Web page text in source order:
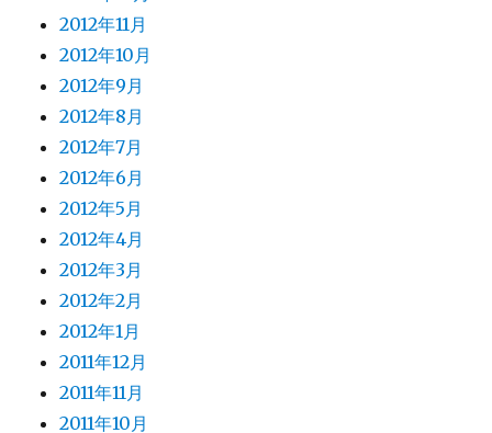
2012年11月
2012年10月
2012年9月
2012年8月
2012年7月
2012年6月
2012年5月
2012年4月
2012年3月
2012年2月
2012年1月
2011年12月
2011年11月
2011年10月